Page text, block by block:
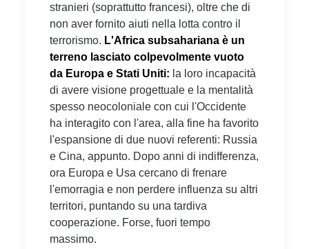
stranieri (soprattutto francesi), oltre che di
non aver fornito aiuti nella lotta contro il
terrorismo. L'Africa subsahariana è un
terreno lasciato colpevolmente vuoto
da Europa e Stati Uniti: la loro incapacità
di avere visione progettuale e la mentalità
spesso neocoloniale con cui l'Occidente
ha interagito con l'area, alla fine ha favorito
l'espansione di due nuovi referenti: Russia
e Cina, appunto. Dopo anni di indifferenza,
ora Europa e Usa cercano di frenare
l'emorragia e non perdere influenza su altri
territori, puntando su una tardiva
cooperazione. Forse, fuori tempo
massimo.